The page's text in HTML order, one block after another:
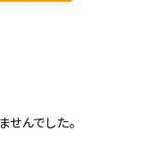
んでした。